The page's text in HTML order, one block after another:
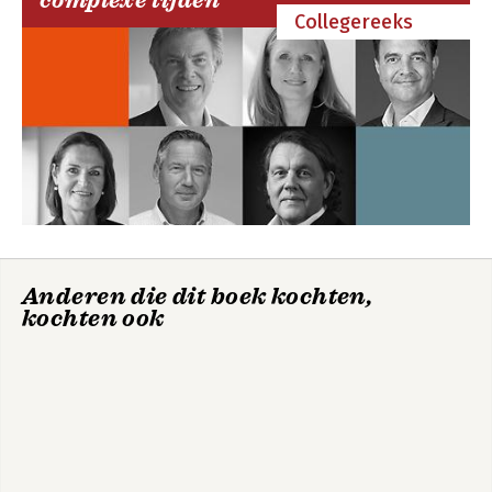
Collegereeks
Anderen die dit boek kochten,
kochten ook